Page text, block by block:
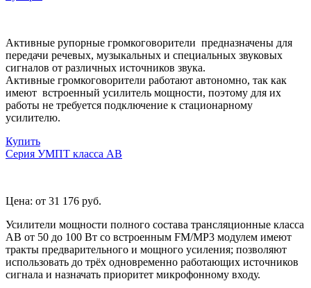
Активные рупорные громкоговорители предназначены для
передачи речевых, музыкальных и специальных звуковых
сигналов от различных источников звука.
Активные громкоговорители работают автономно, так как
имеют встроенный усилитель мощности, поэтому для их
работы не требуется подключение к стационарному
усилителю.
Купить
Серия УМПТ класса АВ
Цена: от 31 176 руб.
Усилители мощности полного состава трансляционные класса
АВ от 50 до 100 Вт со встроенным FM/MP3 модулем имеют
тракты предварительного и мощного усиления; позволяют
использовать до трёх одновременно работающих источников
сигнала и назначать приоритет микрофонному входу.